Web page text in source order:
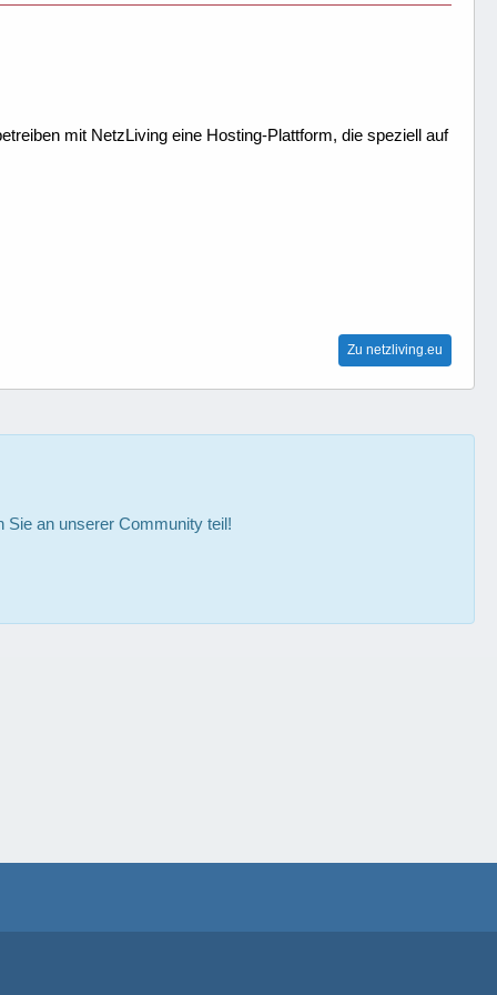
mit NetzLiving eine Hosting-Plattform, die speziell auf
Zu netzliving.eu
Sie an unserer Community teil!